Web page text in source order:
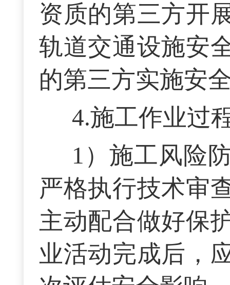
资质的第三方开
轨道交通设施安
的第三方实施安
4.施工作业过
1）施工风险
严格执行技术审
主动配合做好保
业活动完成后，